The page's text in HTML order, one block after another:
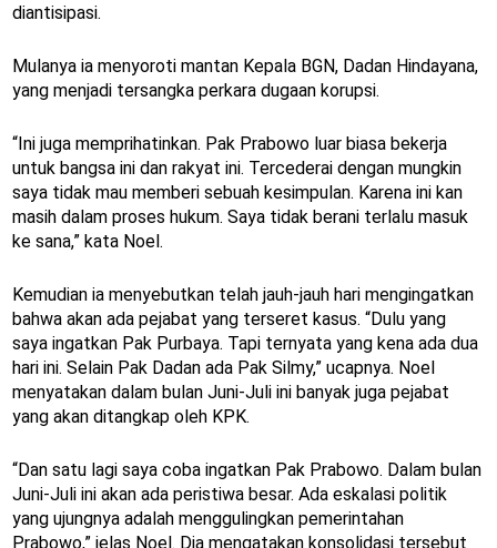
diantisipasi.
Mulanya ia menyoroti mantan Kepala BGN, Dadan Hindayana,
yang menjadi tersangka perkara dugaan korupsi.
“Ini juga memprihatinkan. Pak Prabowo luar biasa bekerja
untuk bangsa ini dan rakyat ini. Tercederai dengan mungkin
saya tidak mau memberi sebuah kesimpulan. Karena ini kan
masih dalam proses hukum. Saya tidak berani terlalu masuk
ke sana,” kata Noel.
Kemudian ia menyebutkan telah jauh-jauh hari mengingatkan
bahwa akan ada pejabat yang terseret kasus. “Dulu yang
saya ingatkan Pak Purbaya. Tapi ternyata yang kena ada dua
hari ini. Selain Pak Dadan ada Pak Silmy,” ucapnya. Noel
menyatakan dalam bulan Juni-Juli ini banyak juga pejabat
yang akan ditangkap oleh KPK.
“Dan satu lagi saya coba ingatkan Pak Prabowo. Dalam bulan
Juni-Juli ini akan ada peristiwa besar. Ada eskalasi politik
yang ujungnya adalah menggulingkan pemerintahan
Prabowo,” jelas Noel. Dia mengatakan konsolidasi tersebut